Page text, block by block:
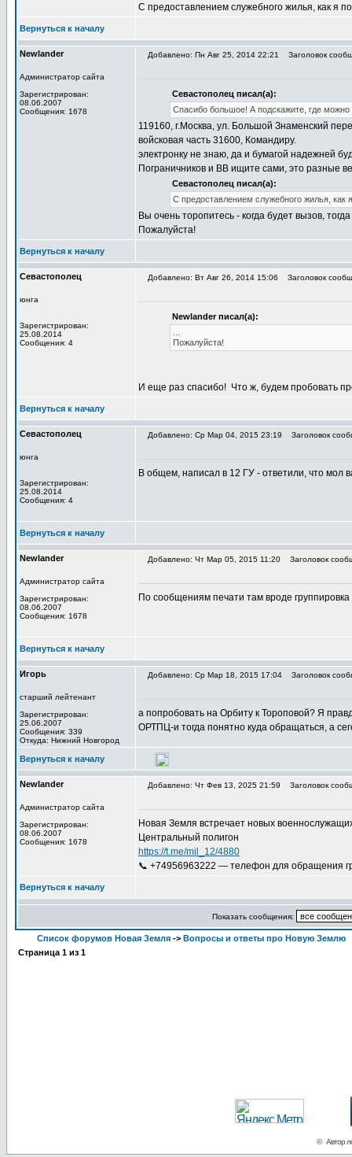
С предоставлением служебного жилья, как я
Вернуться к началу
Newlander
Администратор сайта
Зарегистрирован:
08.06.2007
Сообщения: 1678
Добавлено: Пн Авг 25, 2014 22:21 Заголовок
Севастополец писал(а):
Спасибо большое! А подскажите, где
119160, г.Москва, ул. Большой Знаменский
войсковая часть 31600, Командиру.
электронку не знаю, да и бумагой надежней
Пограничников и ВВ ищите сами, это разные
Севастополец писал(а):
С предоставлением служебного жилья,
Вы очень торопитесь - когда будет вызов,
Пожалуйста!
Вернуться к началу
Севастополец
юнга
Зарегистрирован:
25.08.2014
Сообщения: 4
Добавлено: Вт Авг 26, 2014 15:06 Заголовок
Newlander писал(а):
Пожалуйста!
И еще раз спасибо! Что ж, будем пробовать
Вернуться к началу
Севастополец
юнга
Зарегистрирован:
25.08.2014
Сообщения: 4
Добавлено: Ср Мар 04, 2015 23:19 Заголовок
В общем, написал в 12 ГУ - ответили, что мол
Вернуться к началу
Newlander
Администратор сайта
Зарегистрирован:
08.06.2007
Сообщения: 1678
Добавлено: Чт Мар 05, 2015 11:20 Заголовок
По сообщениям печати там вроде
Вернуться к началу
Игорь
старший лейтенант
Зарегистрирован:
25.06.2007
Сообщения: 339
Откуда: Нижний Новгород
Добавлено: Ср Мар 18, 2015 17:04 Заголовок
а попробовать на Орбиту к Тороповой? Я
ОРТПЦ-и тогда понятно куда обращаться, а
Вернуться к началу
Newlander
Администратор сайта
Зарегистрирован:
08.06.2007
Сообщения: 1678
Добавлено: Чт Фев 13, 2025 21:59 Заголовок
Новая Земля встречает новых
Центральный полигон
https://t.me/mil_12/4880
📞 +74956963222 — телефон для обращения
Вернуться к началу
Показать сообщения:
Список форумов Новая Земля -> Вопросы и ответы про Новую Землю
Страница 1 из 1
© Автор